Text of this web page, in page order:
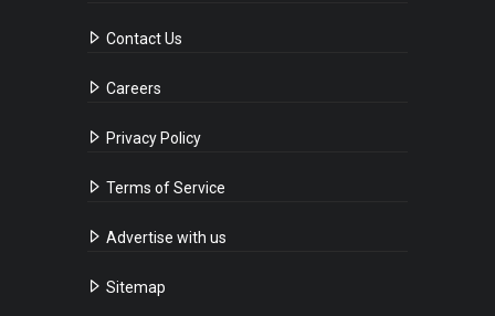
Contact Us
Careers
Privacy Policy
Terms of Service
Advertise with us
Sitemap